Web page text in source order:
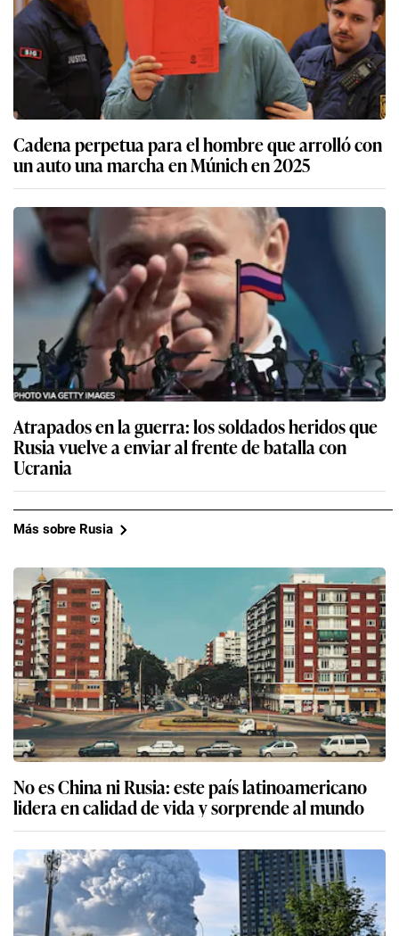
Cadena perpetua para el hombre que arrolló con
un auto una marcha en Múnich en 2025
Atrapados en la guerra: los soldados heridos que
Rusia vuelve a enviar al frente de batalla con
Ucrania
Más sobre Rusia
No es China ni Rusia: este país latinoamericano
lidera en calidad de vida y sorprende al mundo